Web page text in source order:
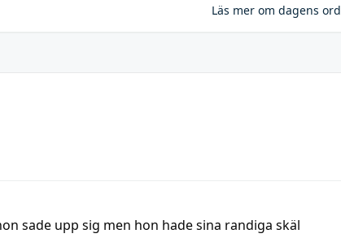
Läs mer om dagens ord
sade upp sig men hon hade sina randiga skäl